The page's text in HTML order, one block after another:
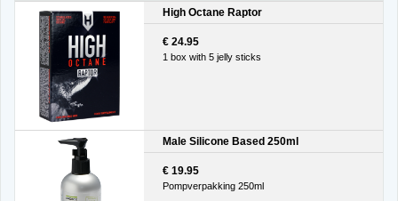
High Octane Raptor
€ 24.95
1 box with 5 jelly sticks
Male Silicone Based 250ml
€ 19.95
Pompverpakking 250ml